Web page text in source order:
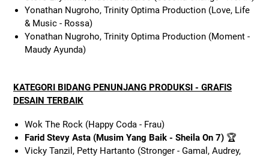
Yonathan Nugroho, Trinity Optima Production (Love, Life
& Music - Rossa)
Yonathan Nugroho, Trinity Optima Production (Moment -
Maudy Ayunda)
KATEGORI BIDANG PENUNJANG PRODUKSI - GRAFIS
DESAIN TERBAIK
Wok The Rock (Happy Coda - Frau)
Farid Stevy Asta (Musim Yang Baik - Sheila On 7)🏆
Vicky Tanzil, Petty Hartanto (Stronger - Gamal, Audrey,